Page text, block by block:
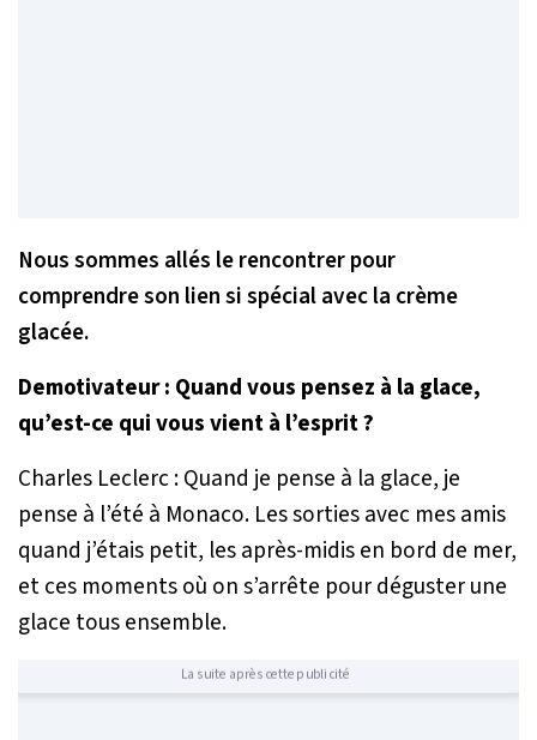
Nous sommes allés le rencontrer pour
comprendre son lien si spécial avec la crème
glacée.
Demotivateur : Quand vous pensez à la glace,
qu’est-ce qui vous vient à l’esprit ?
Charles Leclerc : Quand je pense à la glace, je
pense à l’été à Monaco. Les sorties avec mes amis
quand j’étais petit, les après-midis en bord de mer,
et ces moments où on s’arrête pour déguster une
glace tous ensemble.
La suite après cette publicité